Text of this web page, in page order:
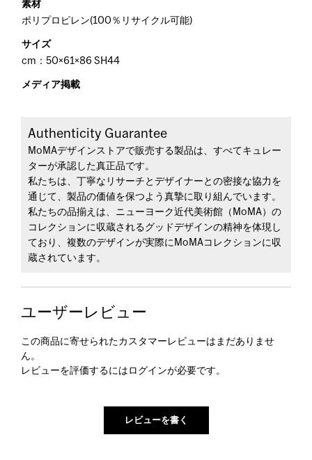
素材
ポリプロピレン(100％リサイクル可能)
サイズ
cm：50×61×86 SH44
メディア掲載
Authenticity Guarantee
MoMAデザインストアで販売する製品は、すべてキュレー
ターが承認した真正品です。
私たちは、丁寧なリサーチとデザイナーとの密接な協力を
通じて、製品の価値を保つよう真摯に取り組んでいます。
私たちの品揃えは、ニューヨーク近代美術館（MoMA）の
コレクションに収蔵されるグッドデザインの精神を体現し
ており、複数のデザインが実際にMoMAコレクションに収
蔵されています。
ユーザーレビュー
この商品に寄せられたカスタマーレビューはまだありませ
ん。
レビューを評価するには ログインが必要です。